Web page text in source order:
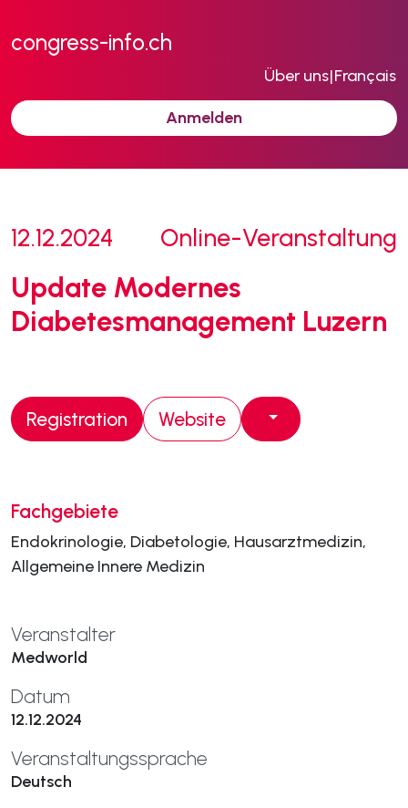
congress-info.ch
Über uns|Français
Anmelden
12.12.2024 Online-Veranstaltung
Update Modernes
Diabetesmanagement Luzern
Registration Website
Fachgebiete
Endokrinologie, Diabetologie, Hausarztmedizin,
Allgemeine Innere Medizin
Veranstalter
Medworld
Datum
12.12.2024
Veranstaltungssprache
Deutsch